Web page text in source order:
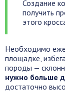
Создание
получить
этого
Необходимо
площадке,
породы —
нужно больше
достаточно